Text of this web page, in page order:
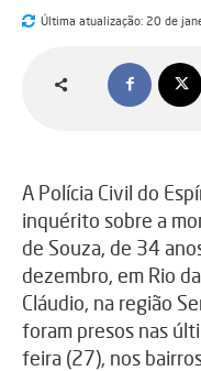
Última atualização: 20 de
A Polícia Civil do
inquérito sobre a
de Souza, de 34
dezembro, em Rio
Cláudio, na região
foram presos nas
feira (27), nos